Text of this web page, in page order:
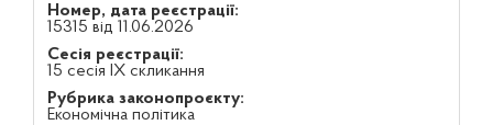
Номер, дата реєстрації:
15315 від 11.06.2026
Сесія реєстрації:
15 сесія IX скликання
Рубрика законопроєкту:
Економічна політика